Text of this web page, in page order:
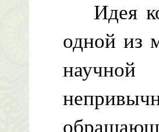
Идея
одной из